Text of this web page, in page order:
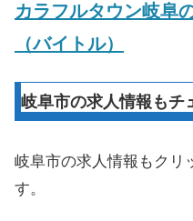
カラフルタウン岐阜
（バイトル）
岐阜市の求人情報もチ
岐阜市の求人情報もクリ
す。